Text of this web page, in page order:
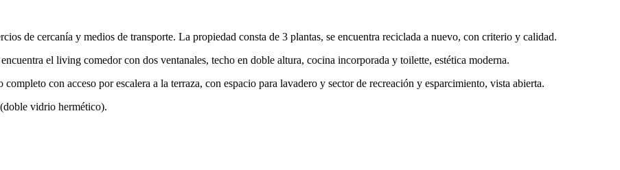
de cercanía y medios de transporte. La propiedad consta de 3 plantas, se encuentra reciclada a nuevo, con criterio y calidad.
el living comedor con dos ventanales, techo en doble altura, cocina incorporada y toilette, estética moderna.
con acceso por escalera a la terraza, con espacio para lavadero y sector de recreación y esparcimiento, vista abierta.
vidrio hermético).